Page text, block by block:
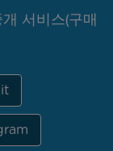
서비스(구매